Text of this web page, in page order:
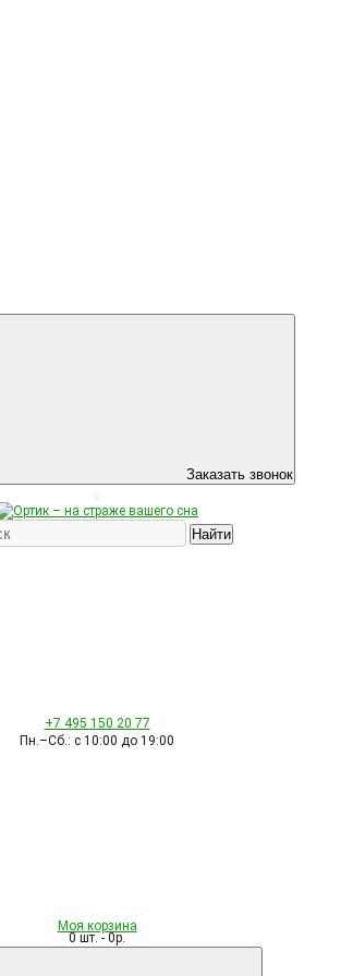
Заказать звонок
Найти
+7 495 150 20 77
Пн.–Сб.: с 10:00 до 19:00
Моя корзина
0 шт. - 0р.